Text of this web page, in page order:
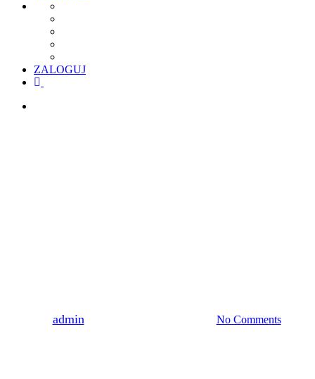
ZALOGUJ
facebook
admin No Comments